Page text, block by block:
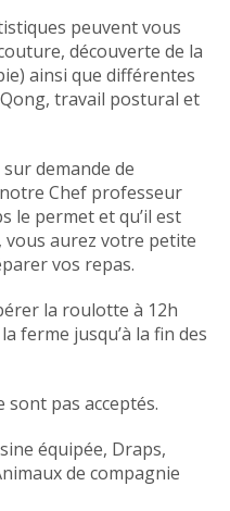
peuvent vous
découverte de la
ainsi que différentes
travail postural et
demande de
Chef professeur
le permet et qu’il est
vous aurez votre petite
vos repas.
la roulotte à 12h
ferme jusqu’à la fin des
sont pas acceptés.
équipée, Draps,
de compagnie